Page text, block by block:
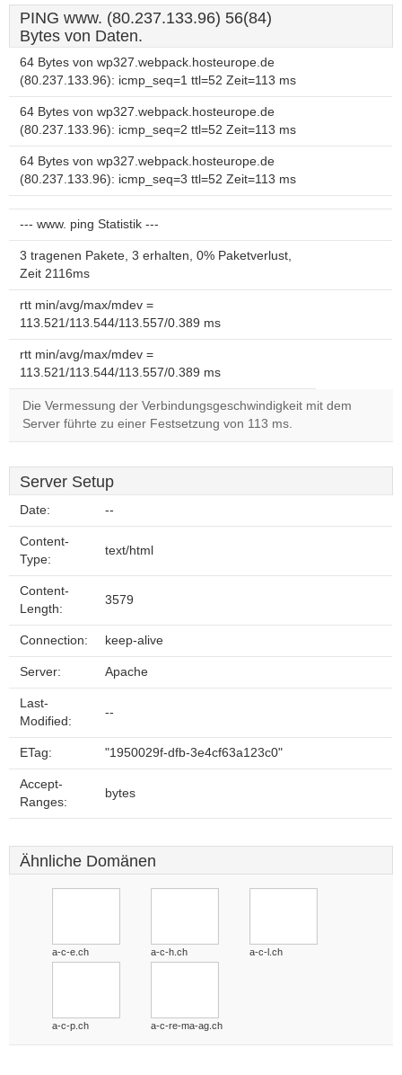
PING www. (80.237.133.96) 56(84)
Bytes von Daten.
64 Bytes von wp327.webpack.hosteurope.de
(80.237.133.96): icmp_seq=1 ttl=52 Zeit=113 ms
64 Bytes von wp327.webpack.hosteurope.de
(80.237.133.96): icmp_seq=2 ttl=52 Zeit=113 ms
64 Bytes von wp327.webpack.hosteurope.de
(80.237.133.96): icmp_seq=3 ttl=52 Zeit=113 ms
--- www. ping Statistik ---
3 tragenen Pakete, 3 erhalten, 0% Paketverlust,
Zeit 2116ms
rtt min/avg/max/mdev =
113.521/113.544/113.557/0.389 ms
rtt min/avg/max/mdev =
113.521/113.544/113.557/0.389 ms
Die Vermessung der Verbindungsgeschwindigkeit mit dem
Server führte zu einer Festsetzung von 113 ms.
Server Setup
Date: --
Content-
Type:
text/html
Content-
Length:
3579
Connection: keep-alive
Server: Apache
Last-
Modified:
--
ETag: "1950029f-dfb-3e4cf63a123c0"
Accept-
Ranges:
bytes
Ähnliche Domänen
a-c-e.ch a-c-h.ch a-c-l.ch
a-c-p.ch a-c-re-ma-ag.ch